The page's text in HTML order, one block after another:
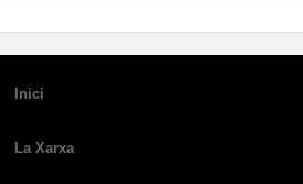
Inici
La Xarxa